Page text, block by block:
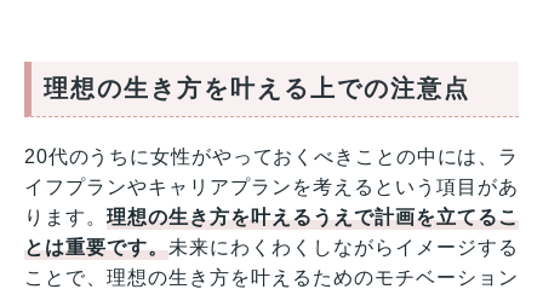
理想の生き方を叶える上での注意点
20代のうちに女性がやっておくべきことの中には、ラ
イフプランやキャリアプランを考えるという項目があ
ります。理想の生き方を叶えるうえで計画を立てるこ
とは重要です。未来にわくわくしながらイメージする
ことで、理想の生き方を叶えるためのモチベーション